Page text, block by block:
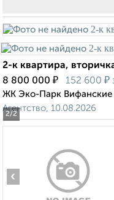
2/2
2-к квартира,
8 800 000 ₽ 152 600 ₽
ЖК Эко-Парк Вифанские
Агентство, 10.08.2026
‹